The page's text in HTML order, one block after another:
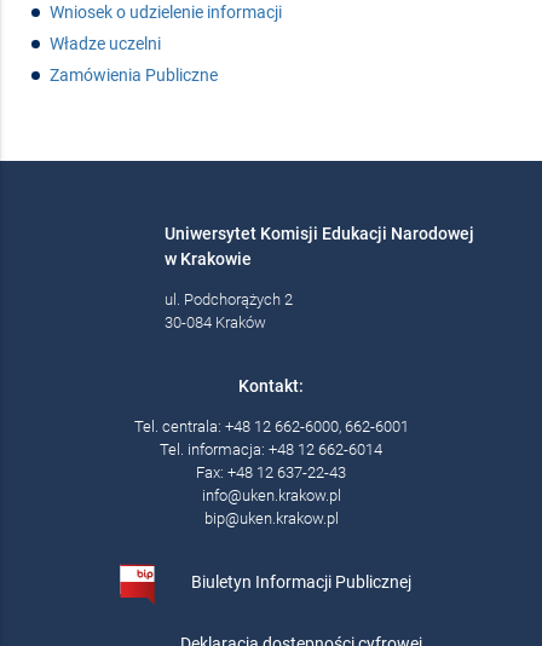
Wniosek o udzielenie informacji
Władze uczelni
Zamówienia Publiczne
Uniwersytet Komisji Edukacji Narodowej
w Krakowie
ul. Podchorążych 2
30-084 Kraków
Kontakt:
Tel. centrala: +48 12 662-6000, 662-6001
Tel. informacja: +48 12 662-6014
Fax: +48 12 637-22-43
info@uken.krakow.pl
bip@uken.krakow.pl
Biuletyn Informacji Publicznej